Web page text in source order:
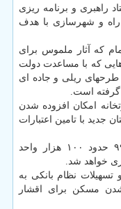
راهبری و برنامه ریزی
راه و شهرسازی با هدف
كه آثار ملموس برای
كه با مساعدت دولت
ریلی و جاده ای
است.
امكان افزوده شدن
در چارچوب ۱۴ بیمارستان جدید با تامین اعتبارات
بگفته وزیر راه و شهرسازی، در سال ۹۹ حدود ۱۰۰ هزار واحد
خواهد شد.
از منابع و تسهیلات نظام بانكی به
۹۹ به فراهم شدن مسكن برای اقشار